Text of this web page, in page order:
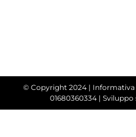
© Copyright 2024 | Informativa
01680360334 | Sviluppo